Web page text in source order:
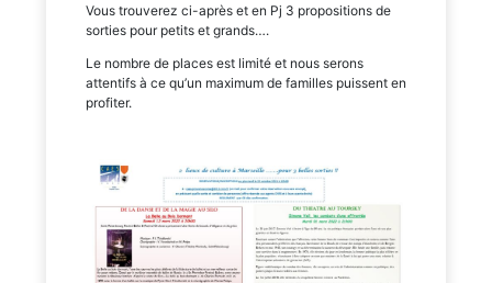
Vous trouverez ci-après et en Pj 3 propositions de
sorties pour petits et grands….
Le nombre de places est limité et nous serons
attentifs à ce qu’un maximum de familles puissent en
profiter.